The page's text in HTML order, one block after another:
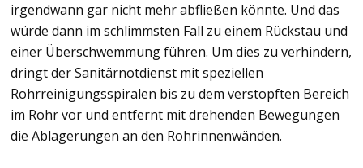
irgendwann gar nicht mehr abfließen könnte. Und das
würde dann im schlimmsten Fall zu einem Rückstau und
einer Überschwemmung führen. Um dies zu verhindern,
dringt der Sanitärnotdienst mit speziellen
Rohrreinigungsspiralen bis zu dem verstopften Bereich
im Rohr vor und entfernt mit drehenden Bewegungen
die Ablagerungen an den Rohrinnenwänden.